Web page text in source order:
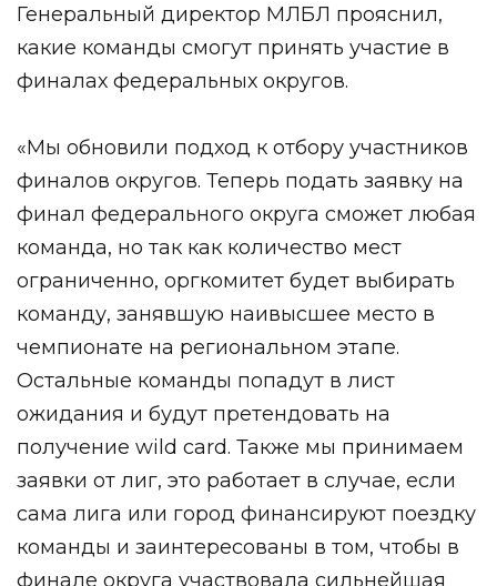
Генеральный директор МЛБЛ прояснил,
какие команды смогут принять участие в
финалах федеральных округов.
«Мы обновили подход к отбору участников
финалов округов. Теперь подать заявку на
финал федерального округа сможет любая
команда, но так как количество мест
ограниченно, оргкомитет будет выбирать
команду, занявшую наивысшее место в
чемпионате на региональном этапе.
Остальные команды попадут в лист
ожидания и будут претендовать на
получение wild card. Также мы принимаем
заявки от лиг, это работает в случае, если
сама лига или город финансируют поездку
команды и заинтересованы в том, чтобы в
финале округа участвовала сильнейшая